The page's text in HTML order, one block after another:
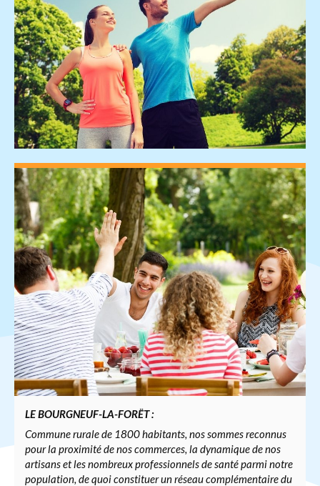
LE BOURGNEUF-LA-FORËT :
Commune rurale de 1800 habitants, nos sommes reconnus
pour la proximité de nos commerces, la dynamique de nos
artisans et les nombreux professionnels de santé parmi notre
population, de quoi constituer un réseau complémentaire du